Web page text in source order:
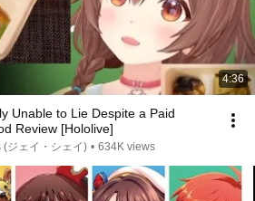
4:36
Unable to Lie Despite a Paid
Review [Hololive]
ジェイ・シェイ) • 634K views